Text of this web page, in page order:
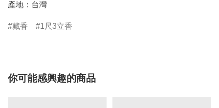
產地：台灣
藏香 1尺3立香
你可能感興趣的商品